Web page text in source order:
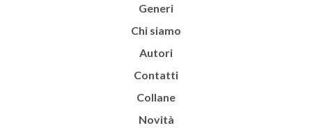
Generi
Chi siamo
Autori
Contatti
Collane
Novità